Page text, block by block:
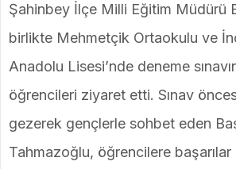
Şahinbey İlçe Milli Eğitim Müdürü
birlikte Mehmetçik Ortaokulu ve
Anadolu Lisesi’nde deneme
öğrencileri ziyaret etti. Sınav öncesi
gezerek gençlerle sohbet eden
Tahmazoğlu, öğrencilere